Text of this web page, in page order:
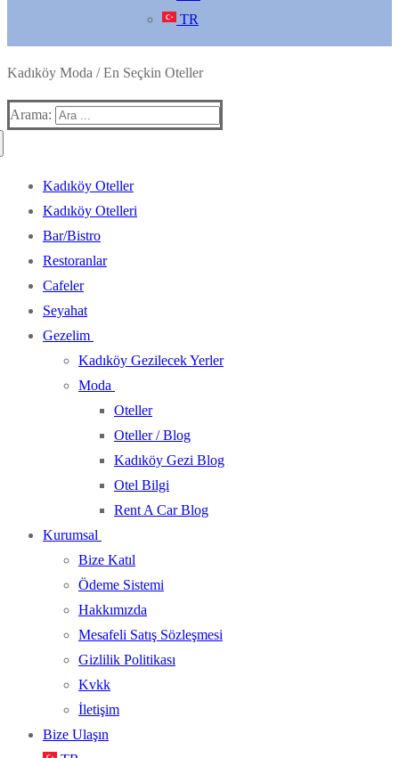
TR
Kadıköy Moda / En Seçkin Oteller
Arama:
Kadıköy Oteller
Kadıköy Otelleri
Bar/Bistro
Restoranlar
Cafeler
Seyahat
Gezelim
Kadıköy Gezilecek Yerler
Moda
Oteller
Oteller / Blog
Kadıköy Gezi Blog
Otel Bilgi
Rent A Car Blog
Kurumsal
Bize Katıl
Ödeme Sistemi
Hakkımızda
Mesafeli Satış Sözleşmesi
Gizlilik Politikası
Kvkk
İletişim
Bize Ulaşın